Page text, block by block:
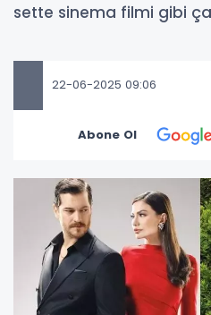
sette sinema filmi gibi
22-06-2025 09:06
Abone Ol